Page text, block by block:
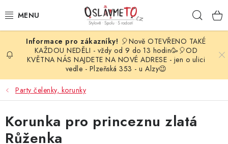
na
OSLAVA NAROZENIN
STYLOVÁ PARTY
DEKORACE A VÝZDOBA
BALÓNKY
🎈Nově OTEVŘENO TAKÉ
KAŽDOU NEDĚLI - vždy od 9 do 13 hodin🥳🎈OD
KVĚTNA NÁS NAJDETE NA NOVÉ ADRESE - jen o ulici
vedle - Plzeňská 353 - u Alzy😉
Party čelenky, korunky
Korunka pro princeznu zlatá
Růženka